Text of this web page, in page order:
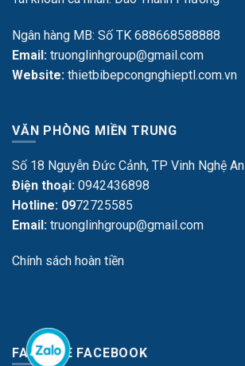
Ngân hàng MB: Số TK 688668588888
Email: truonglinhgroup@gmail.com
Website: thietbibepcongnghieptl.com.vn
VĂN PHÒNG MIỀN TRUNG
Số 18 Nguyễn Đức Cảnh, TP Vinh Nghệ An
Điện thoại: 0942436898
Hotline: 0972725585
Email: truonglinhgroup@gmail.com
Chính sách hoàn tiền
FANPAGE FACEBOOK